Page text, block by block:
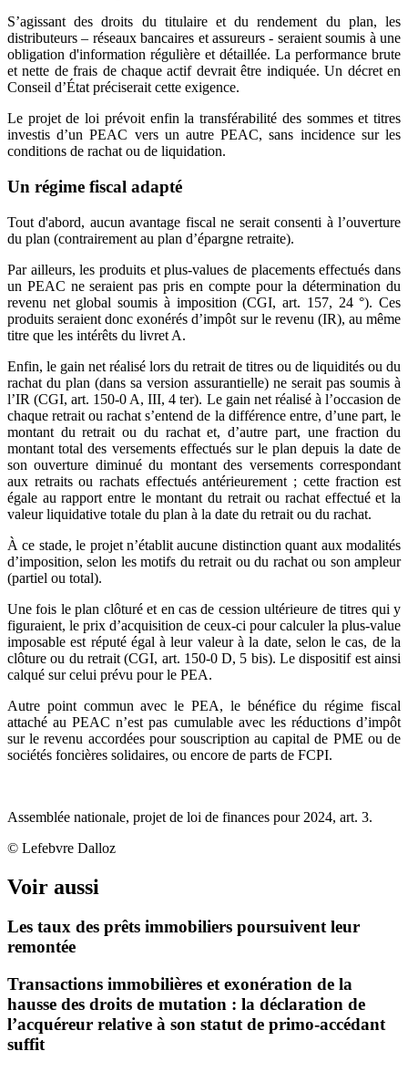
S’agissant des droits du titulaire et du rendement du plan, les
distributeurs – réseaux bancaires et assureurs - seraient soumis à une
obligation d'information régulière et détaillée. La performance brute
et nette de frais de chaque actif devrait être indiquée. Un décret en
Conseil d’État préciserait cette exigence.
Le projet de loi prévoit enfin la transférabilité des sommes et titres
investis d’un PEAC vers un autre PEAC, sans incidence sur les
conditions de rachat ou de liquidation.
Un régime fiscal adapté
Tout d'abord, aucun avantage fiscal ne serait consenti à l’ouverture
du plan (contrairement au plan d’épargne retraite).
Par ailleurs, les produits et plus-values de placements effectués dans
un PEAC ne seraient pas pris en compte pour la détermination du
revenu net global soumis à imposition (CGI, art. 157, 24 °). Ces
produits seraient donc exonérés d’impôt sur le revenu (IR), au même
titre que les intérêts du livret A.
Enfin, le gain net réalisé lors du retrait de titres ou de liquidités ou du
rachat du plan (dans sa version assurantielle) ne serait pas soumis à
l’IR (CGI, art. 150-0 A, III, 4 ter). Le gain net réalisé à l’occasion de
chaque retrait ou rachat s’entend de la différence entre, d’une part, le
montant du retrait ou du rachat et, d’autre part, une fraction du
montant total des versements effectués sur le plan depuis la date de
son ouverture diminué du montant des versements correspondant
aux retraits ou rachats effectués antérieurement ; cette fraction est
égale au rapport entre le montant du retrait ou rachat effectué et la
valeur liquidative totale du plan à la date du retrait ou du rachat.
À ce stade, le projet n’établit aucune distinction quant aux modalités
d’imposition, selon les motifs du retrait ou du rachat ou son ampleur
(partiel ou total).
Une fois le plan clôturé et en cas de cession ultérieure de titres qui y
figuraient, le prix d’acquisition de ceux-ci pour calculer la plus-value
imposable est réputé égal à leur valeur à la date, selon le cas, de la
clôture ou du retrait (CGI, art. 150-0 D, 5 bis). Le dispositif est ainsi
calqué sur celui prévu pour le PEA.
Autre point commun avec le PEA, le bénéfice du régime fiscal
attaché au PEAC n’est pas cumulable avec les réductions d’impôt
sur le revenu accordées pour souscription au capital de PME ou de
sociétés foncières solidaires, ou encore de parts de FCPI.
Assemblée nationale, projet de loi de finances pour 2024, art. 3.
© Lefebvre Dalloz
Voir aussi
Les taux des prêts immobiliers poursuivent leur
remontée
Transactions immobilières et exonération de la
hausse des droits de mutation : la déclaration de
l’acquéreur relative à son statut de primo-accédant
suffit